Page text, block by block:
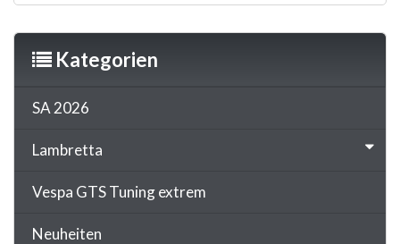
Kategorien
SA 2026
Lambretta
Vespa GTS Tuning extrem
Neuheiten